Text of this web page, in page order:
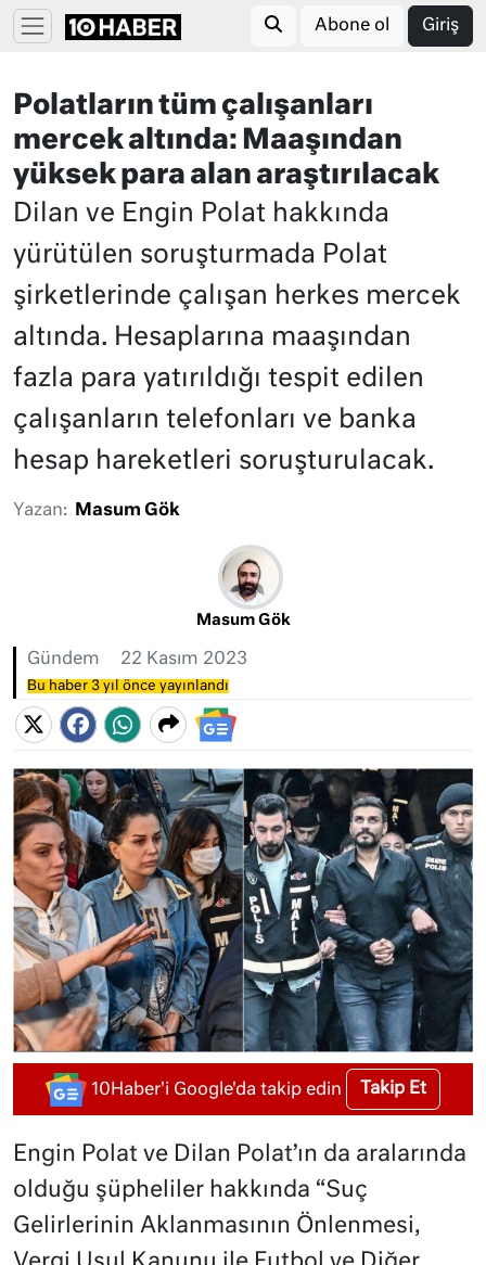
Abone ol Giriş
Polatların tüm çalışanları
mercek altında: Maaşından
yüksek para alan araştırılacak
Dilan ve Engin Polat hakkında
yürütülen soruşturmada Polat
şirketlerinde çalışan herkes mercek
altında. Hesaplarına maaşından
fazla para yatırıldığı tespit edilen
çalışanların telefonları ve banka
hesap hareketleri soruşturulacak.
Yazan: Masum Gök
Masum Gök
Gündem 22 Kasım 2023
Bu haber 3 yıl önce yayınlandı
10Haber'i Google'da takip edin Takip Et
Engin Polat ve Dilan Polat’ın da aralarında
olduğu şüpheliler hakkında “Suç
Gelirlerinin Aklanmasının Önlenmesi,